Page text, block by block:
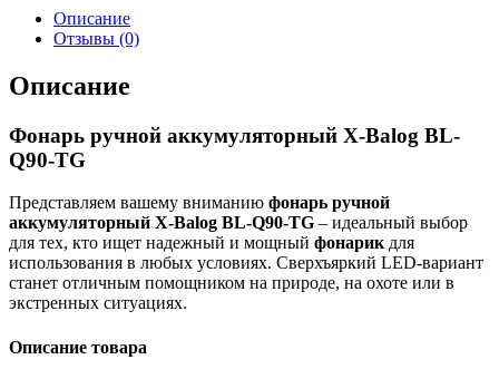
Описание
Отзывы (0)
Описание
Фонарь ручной аккумуляторный X-Balog BL-
Q90-TG
Представляем вашему вниманию фонарь ручной
аккумуляторный X-Balog BL-Q90-TG – идеальный выбор
для тех, кто ищет надежный и мощный фонарик для
использования в любых условиях. Сверхъяркий LED-вариант
станет отличным помощником на природе, на охоте или в
экстренных ситуациях.
Описание товара